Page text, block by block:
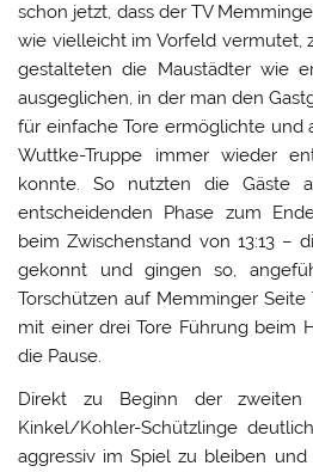
schon jetzt, dass der TV
wie vielleicht im Vorfeld vermutet,
gestalteten die Maustädter wie
ausgeglichen, in der man den
für einfache Tore ermöglichte und
Wuttke-Truppe immer wieder
konnte. So nutzten die Gäste
entscheidenden Phase zum
beim Zwischenstand von 13:13 –
gekonnt und gingen so,
Torschützen auf Memminger Seite
mit einer drei Tore Führung beim
die Pause.
Direkt zu Beginn der zweiten
Kinkel/Kohler-Schützlinge
aggressiv im Spiel zu bleiben